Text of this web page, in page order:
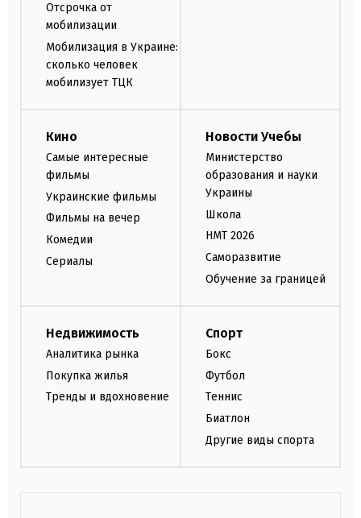
Отсрочка от
мобилизации
Мобилизация в Украине:
сколько человек
мобилизует ТЦК
Кино
Самые интересные
фильмы
Украинские фильмы
Фильмы на вечер
Комедии
Сериалы
Новости Учебы
Министерство
образования и науки
Украины
Школа
НМТ 2026
Саморазвитие
Обучение за границей
Недвижимость
Аналитика рынка
Покупка жилья
Тренды и вдохновение
Спорт
Бокс
Футбол
Теннис
Биатлон
Другие виды спорта